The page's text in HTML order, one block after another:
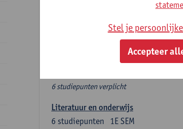
Verplicht algemeen
Deze 6 verplichte studiepunten
6 studiepunten verplicht
Literatuur en onderwijs
1E SEM
6 studiepunten
Stel je
Accepteer